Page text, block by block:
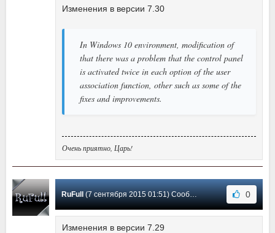
Изменения в версии 7.30
In Windows 10 environment, modification of
that there was a problem that the control panel
is activated twice in each option of the user
association function, other such as some of the
fixes and improvements.
Очень приятно, Царь!
RuFull(7 сентября 2015 01:51) Сообщение #29 0
Изменения в версии 7.29